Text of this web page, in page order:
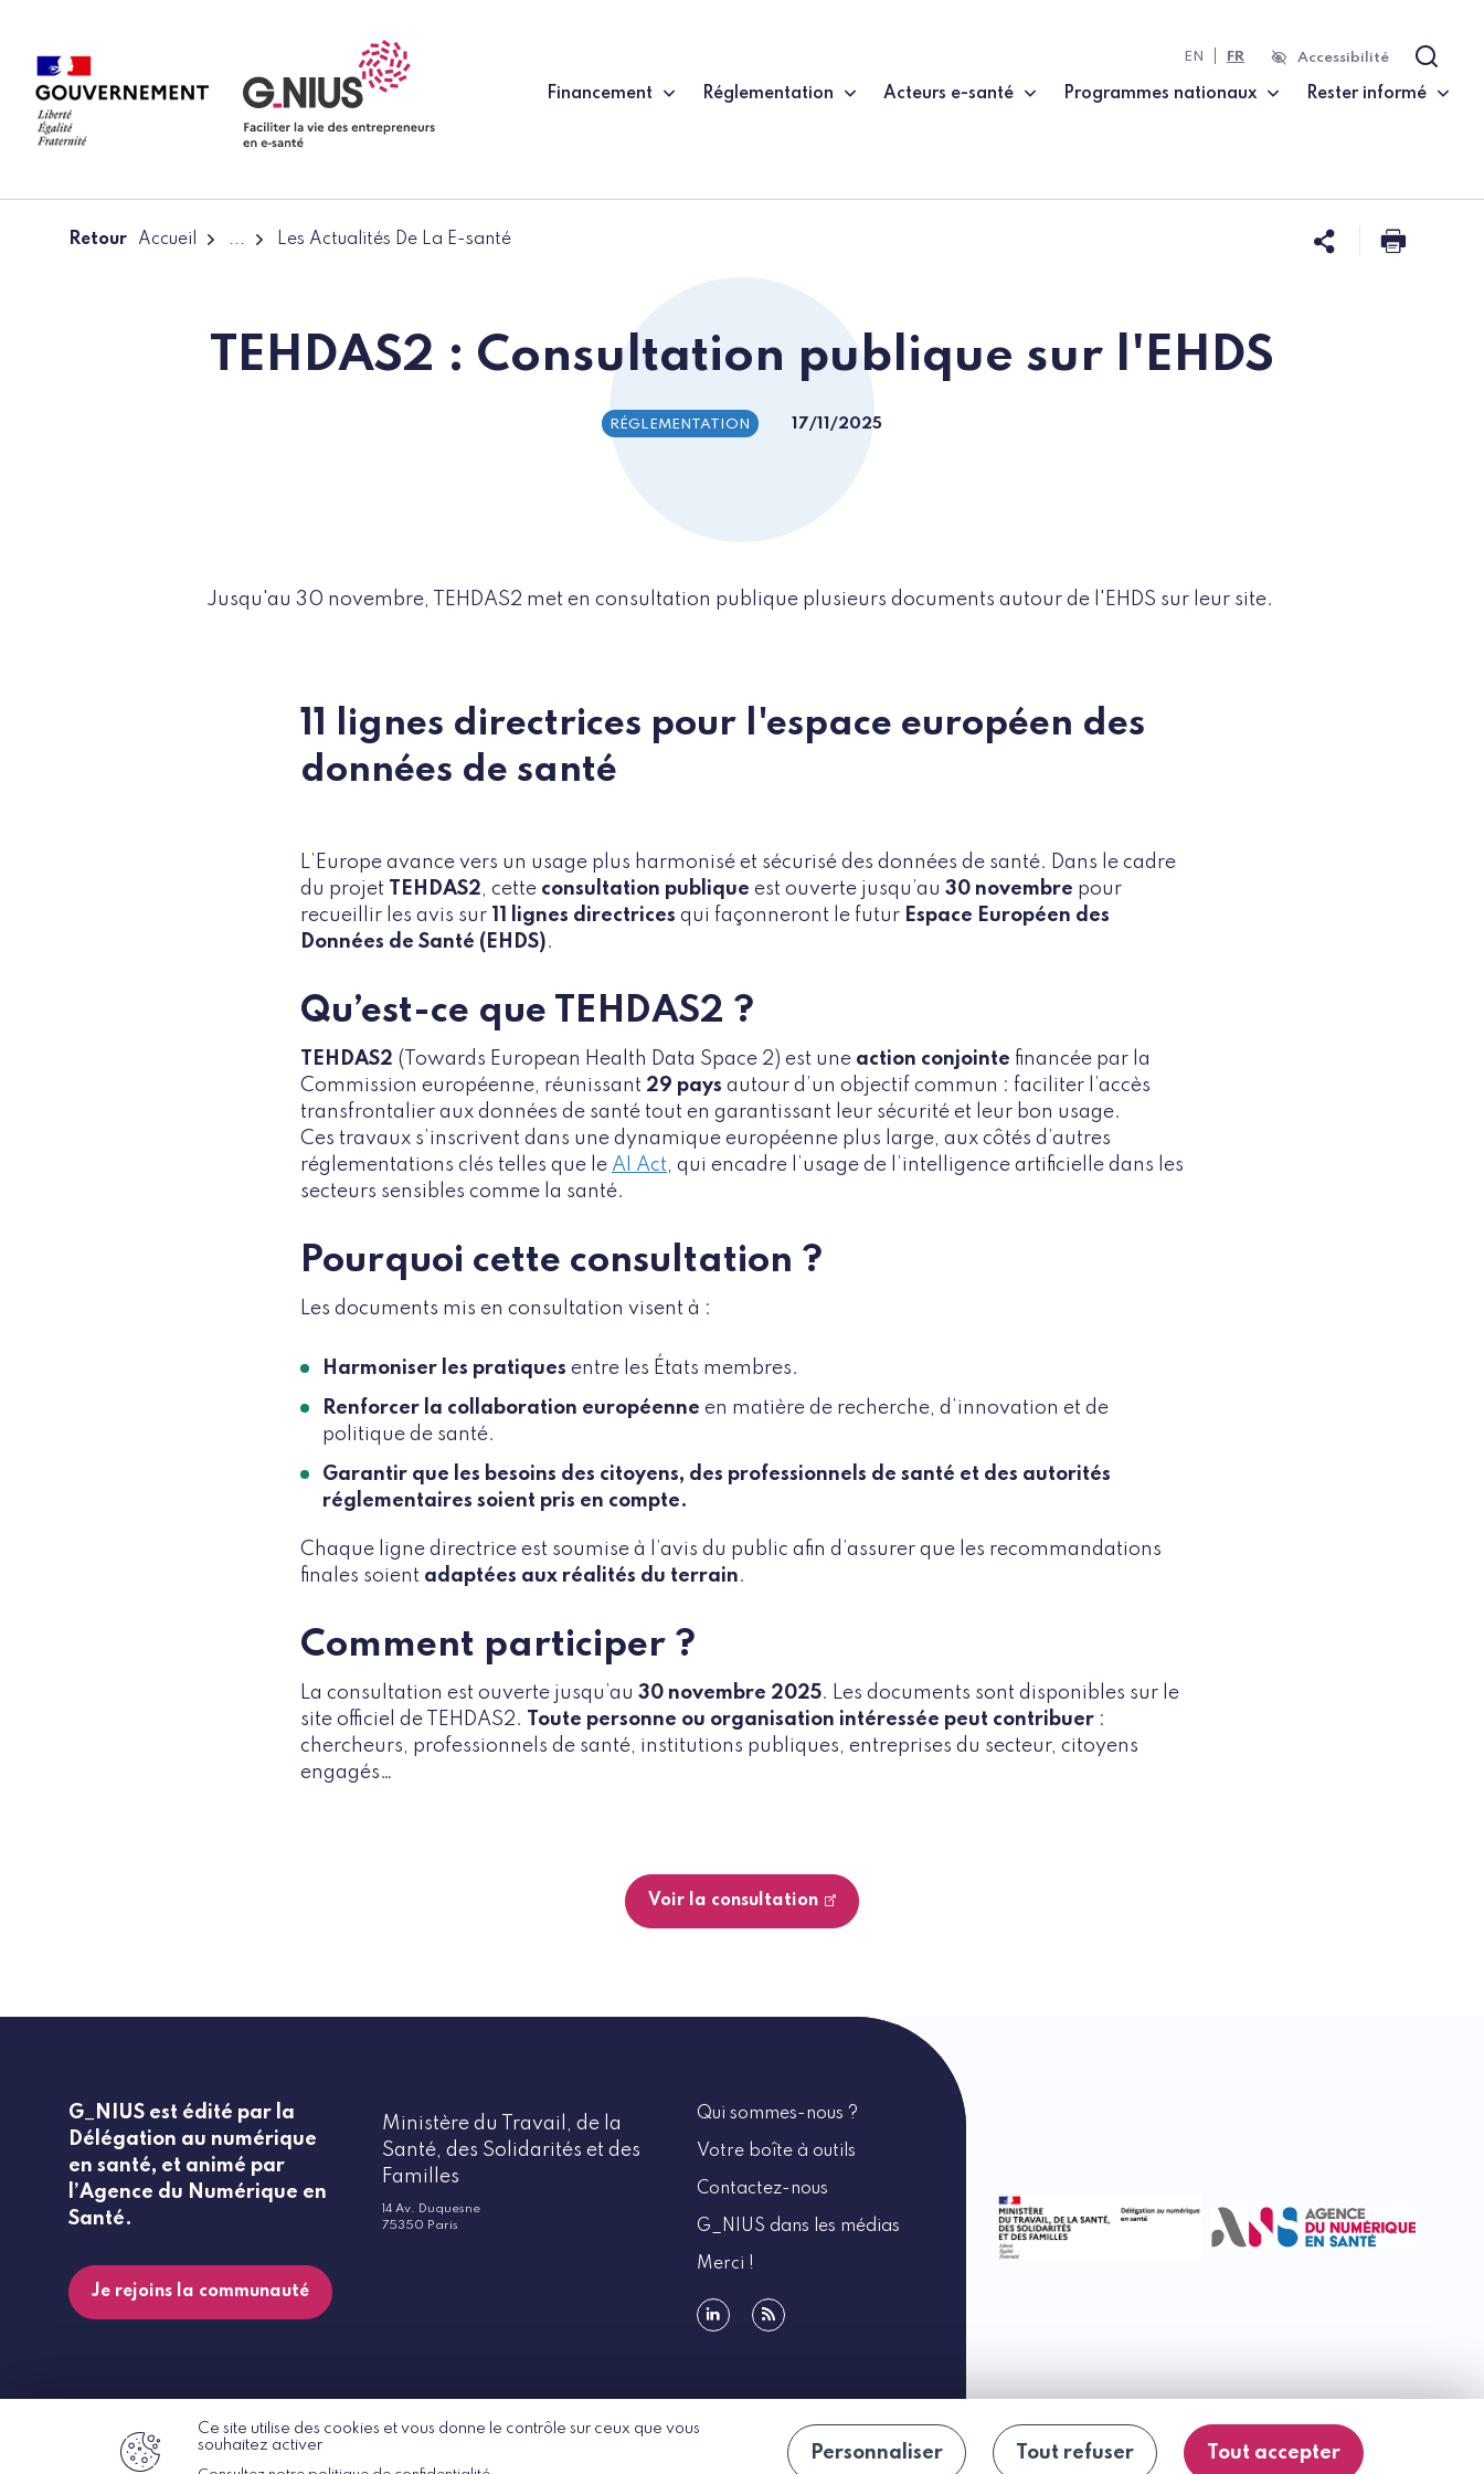
Ce site utilise des cookies et vous donne le contrôle sur ceux que vous
souhaitez activer
Personnaliser Tout refuser Tout accepter
Financement Réglementation Acteurs e-santé Programmes nationaux Rester informé
EN FR Accessibilité
Retour Accueil ... Les Actualités De La E-santé Partager
TEHDAS2 : Consultation publique sur l'EHDS
RÉGLEMENTATION 17/11/2025
Jusqu'au 30 novembre, TEHDAS2 met en consultation publique plusieurs documents autour de l'EHDS sur leur site.
11 lignes directrices pour l'espace européen des
données de santé
L’Europe avance vers un usage plus harmonisé et sécurisé des données de santé. Dans le cadre
du projet TEHDAS2, cette consultation publique est ouverte jusqu’au 30 novembre pour
recueillir les avis sur 11 lignes directrices qui façonneront le futur Espace Européen des
Données de Santé (EHDS).
Qu’est-ce que TEHDAS2 ?
TEHDAS2 (Towards European Health Data Space 2) est une action conjointe financée par la
Commission européenne, réunissant 29 pays autour d’un objectif commun : faciliter l’accès
transfrontalier aux données de santé tout en garantissant leur sécurité et leur bon usage.
Ces travaux s’inscrivent dans une dynamique européenne plus large, aux côtés d’autres
réglementations clés telles que le AI Act, qui encadre l’usage de l’intelligence artificielle dans les
secteurs sensibles comme la santé.
Pourquoi cette consultation ?
Les documents mis en consultation visent à :
Harmoniser les pratiques entre les États membres.
Renforcer la collaboration européenne en matière de recherche, d’innovation et de
politique de santé.
Garantir que les besoins des citoyens, des professionnels de santé et des autorités
réglementaires soient pris en compte.
Chaque ligne directrice est soumise à l’avis du public afin d’assurer que les recommandations
finales soient adaptées aux réalités du terrain.
Comment participer ?
La consultation est ouverte jusqu’au 30 novembre 2025. Les documents sont disponibles sur le
site officiel de TEHDAS2. Toute personne ou organisation intéressée peut contribuer :
chercheurs, professionnels de santé, institutions publiques, entreprises du secteur, citoyens
engagés…
Voir la consultation
G_NIUS est édité par la
Délégation au numérique
en santé, et animé par
l’Agence du Numérique en
Santé.
Je rejoins la communauté
Ministère du Travail, de la
Santé, des Solidarités et des
Familles
14 Av. Duquesne
75350 Paris
Qui sommes-nous ?
Votre boîte à outils
Contactez-nous
G_NIUS dans les médias
Merci !